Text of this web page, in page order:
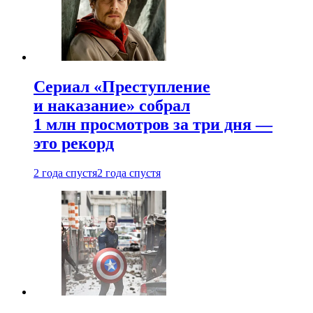
Сериал «Преступление
и наказание» собрал
1 млн просмотров за три дня —
это рекорд
2 года спустя2 года спустя